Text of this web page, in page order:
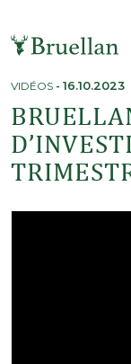
to
content
VIDÉOS - 16.10.2023